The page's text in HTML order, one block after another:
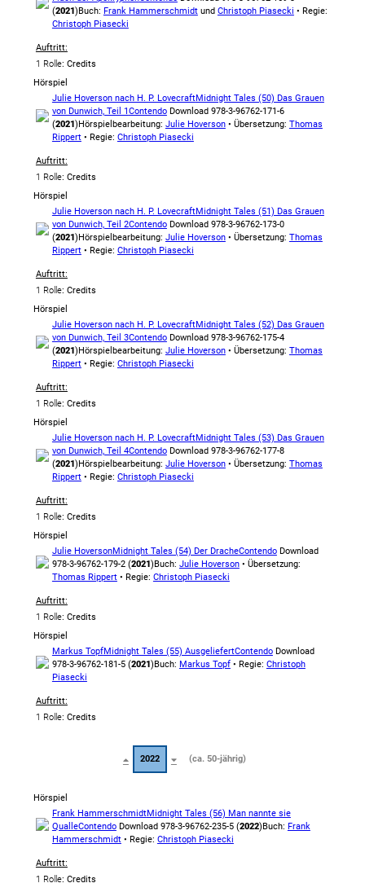
(2021)Buch: Frank Hammerschmidtund Christoph Piasecki • Regie:
Christoph Piasecki
Auftritt:
1 Rolle: Credits
Hörspiel
Julie Hoverson nach H. P. LovecraftMidnight Tales (50) Das Grauen
von Dunwich, Teil 1ContendoDownload 978-3-96762-171-6
(2021)Hörspielbearbeitung: Julie Hoverson• Übersetzung: Thomas
Rippert• Regie: Christoph Piasecki
Auftritt:
1 Rolle: Credits
Hörspiel
Julie Hoverson nach H. P. LovecraftMidnight Tales (51) Das Grauen
von Dunwich, Teil 2ContendoDownload 978-3-96762-173-0
(2021)Hörspielbearbeitung: Julie Hoverson• Übersetzung: Thomas
Rippert• Regie: Christoph Piasecki
Auftritt:
1 Rolle: Credits
Hörspiel
Julie Hoverson nach H. P. LovecraftMidnight Tales (52) Das Grauen
von Dunwich, Teil 3ContendoDownload 978-3-96762-175-4
(2021)Hörspielbearbeitung: Julie Hoverson• Übersetzung: Thomas
Rippert• Regie: Christoph Piasecki
Auftritt:
1 Rolle: Credits
Hörspiel
Julie Hoverson nach H. P. LovecraftMidnight Tales (53) Das Grauen
von Dunwich, Teil 4ContendoDownload 978-3-96762-177-8
(2021)Hörspielbearbeitung: Julie Hoverson• Übersetzung: Thomas
Rippert• Regie: Christoph Piasecki
Auftritt:
1 Rolle: Credits
Hörspiel
Julie HoversonMidnight Tales (54) Der DracheContendoDownload
978-3-96762-179-2 (2021)Buch: Julie Hoverson• Übersetzung:
Thomas Rippert• Regie: Christoph Piasecki
Auftritt:
1 Rolle: Credits
Hörspiel
Markus TopfMidnight Tales (55) AusgeliefertContendoDownload
978-3-96762-181-5 (2021)Buch: Markus Topf• Regie: Christoph
Piasecki
Auftritt:
1 Rolle: Credits
2022 (ca. 50-jährig)
Hörspiel
Frank HammerschmidtMidnight Tales (56) Man nannte sie
QualleContendoDownload 978-3-96762-235-5 (2022)Buch: Frank
Hammerschmidt• Regie: Christoph Piasecki
Auftritt:
1 Rolle: Credits